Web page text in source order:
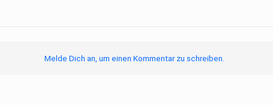
Melde Dich an, um einen Kommentar zu schreiben.